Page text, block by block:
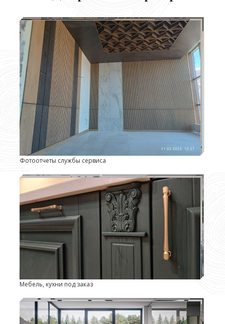
Фотоотчеты службы сервиса
Мебель, кухни под заказ